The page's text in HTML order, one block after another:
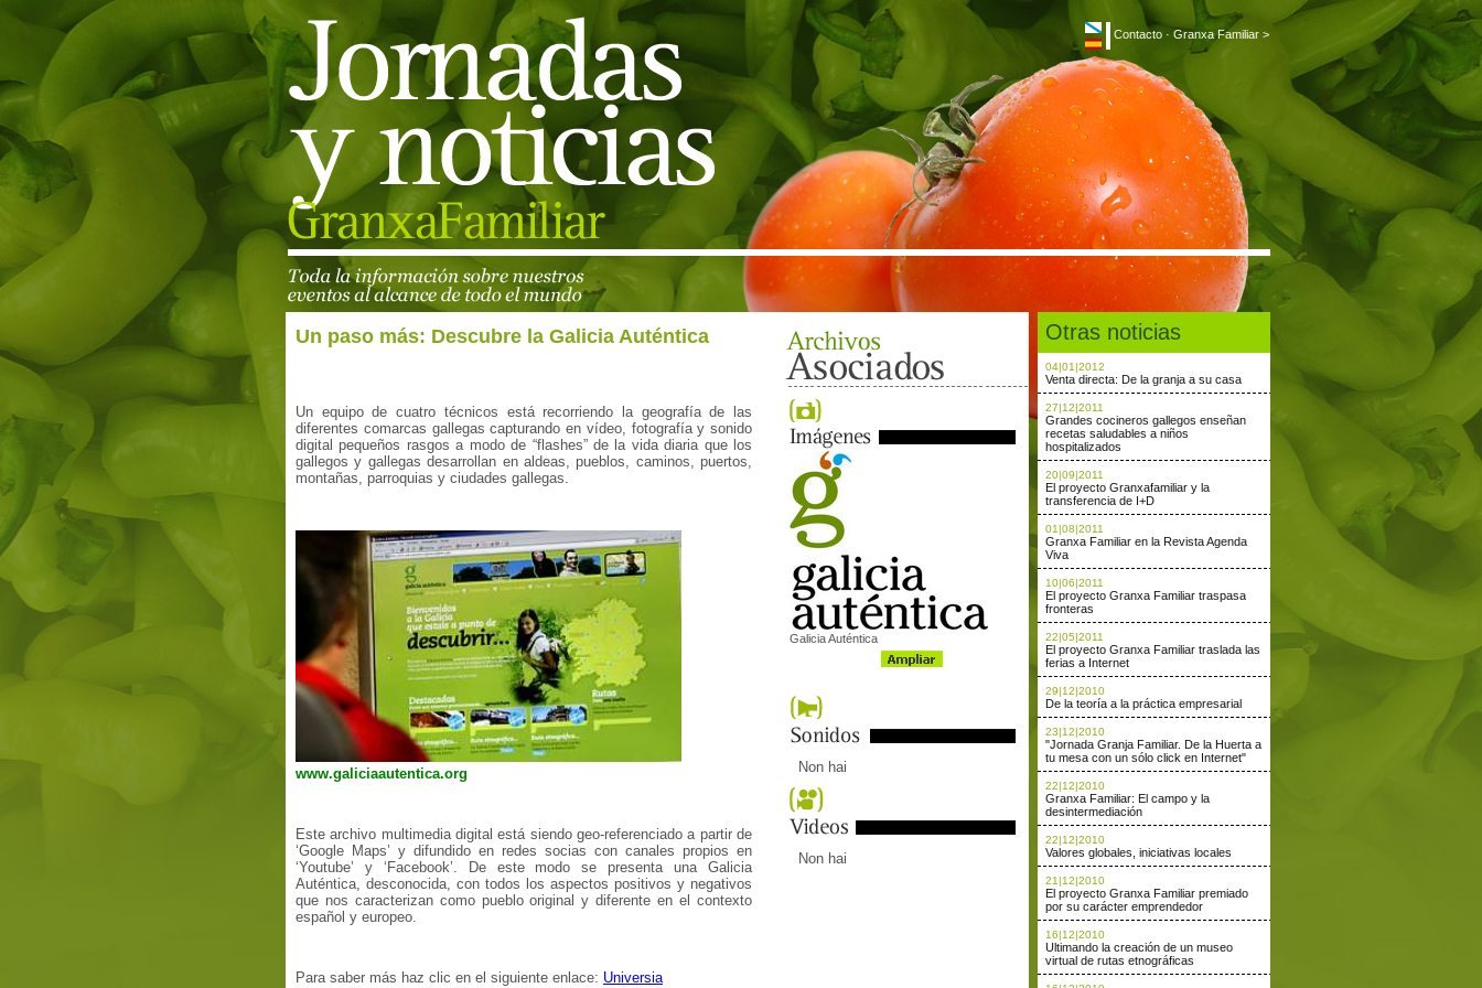
Contacto · Granxa Familiar >
Otras noticias
04|01|2012
Venta directa: De la granja a su casa
27|12|2011
Grandes cocineros gallegos enseñan
recetas saludables a niños
hospitalizados
20|09|2011
El proyecto Granxafamiliar y la
transferencia de I+D
01|08|2011
Granxa Familiar en la Revista Agenda
Viva
10|06|2011
El proyecto Granxa Familiar traspasa
fronteras
22|05|2011
El proyecto Granxa Familiar traslada las
ferias a Internet
29|12|2010
De la teoría a la práctica empresarial
23|12|2010
"Jornada Granja Familiar. De la Huerta a
tu mesa con un sólo click en Internet"
22|12|2010
Granxa Familiar: El campo y la
desintermediación
22|12|2010
Valores globales, iniciativas locales
21|12|2010
El proyecto Granxa Familiar premiado
por su carácter emprendedor
16|12|2010
Ultimando la creación de un museo
virtual de rutas etnográficas
Galicia Auténtica
Non hai
Non hai
Un paso más: Descubre la Galicia Auténtica
Un equipo de cuatro técnicos está recorriendo la geografía de las
diferentes comarcas gallegas capturando en vídeo, fotografía y sonido
digital pequeños rasgos a modo de “flashes” de la vida diaria que los
gallegos y gallegas desarrollan en aldeas, pueblos, caminos, puertos,
montañas, parroquias y ciudades gallegas.
www.galiciaautentica.org
Este archivo multimedia digital está siendo geo-referenciado a partir de
‘Google Maps’ y difundido en redes socias con canales propios en
‘Youtube’ y ‘Facebook’. De este modo se presenta una Galicia
Auténtica, desconocida, con todos los aspectos positivos y negativos
que nos caracterizan como pueblo original y diferente en el contexto
español y europeo.
Para saber más haz clic en el siguiente enlace: Universia